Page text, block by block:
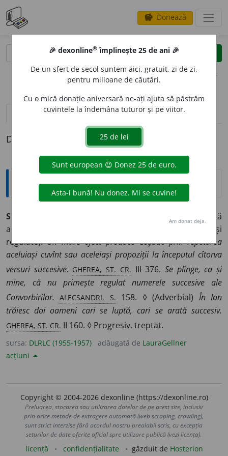
savings Donează
clear
opțiuni
definiții (1) pronunțievolume_up (11)
Definiția cu ID-ul 961276:
Explicative DEX
SUCCES
Care urmează unul după
altul fără întrerupere sau la intervale scurte (și
regulate).Un mare efect produce Coșbuc prin repetarea
aceluiași cuvînt sau aceleiași propoziții la începutul cîtorva
versuri succesive. GHEREA, ST. CR. III 376. Se plînge, ca și
mine, că nu primește regulat numerele succesive ale
Convorbirilor. ALECSANDRI, S. 158. ◊ (Adverbial) În Ion
trăiesc doi oameni cari se luptă, cari se arată succesiv.
GHEREA, ST. CR. II 160. ◊ Progresiv, treptat.
sursa: DLRLC (1955-1957) adăugată de LauraGellner
acțiuni
Copyright © 2004-2026 dexonline (https://dexonline.ro)
Preluarea, stocarea sau utilizarea datelor de pe acest site, inclusiv
prin orice metode de extragere automată (web scraping, crawling),
sunt strict interzise fără acordul nostru prealabil scris, cu excepția
seturilor de date oferite oficial spre utilizare publică (vezi licența).
licență confidențialitate găzduit de Hosterion
🎉 dexonline® împlinește 25 de ani 🎉
De un sfert de secol suntem aici, gratuit, zi de zi,
pentru milioane de căutări.
Cu o mică donație aniversară ne-ați ajuta să păstrăm
cuvintele la îndemâna tuturor și pe viitor.
Am donat deja.